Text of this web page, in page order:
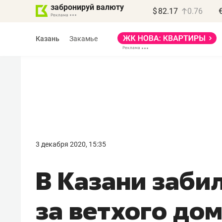
забронируй валюту $ 82.17 0.76
Казань Закамье
3 декабря 2020, 15:35
В Казани
за ветхого
правил, бизнес может
потерять минимум